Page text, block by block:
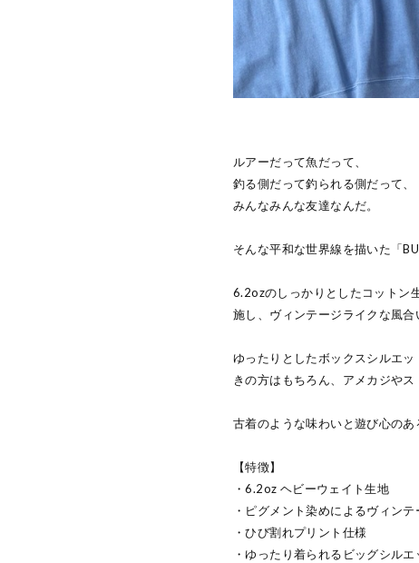
ルアーだって魚だって、
釣る側だって釣られる側だって、
みんなみんな友達なんだ。
そんな平和な世界線を描いた「
6.2ozのしっかりとしたコットン
施し、ヴィンテージライクな風合
ゆったりとしたボックスシルエ
きの方はもちろん、アメカジや
古着のような味わいと遊び心のあ
【特徴】
・6.2oz ヘビーウェイト生地
・ピグメント染めによるヴィンテ
・ひび割れプリント仕様
・ゆったり着られるビッグシルエ